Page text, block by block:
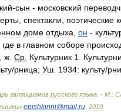
-сын - московский
спектакли поэтические
доме отдыха он -
где в главном соборе
ж Ср Культурник 1
у/рница; Уш 1934: культу/
галлицизмов русского языка . - М :
epishkinni@mail.ru 2010